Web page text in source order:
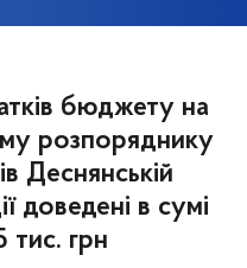
бюджету на
розпоряднику
Деснянській
доведені в сумі
тис. грн